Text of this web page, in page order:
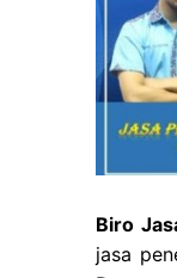
Biro
jasa